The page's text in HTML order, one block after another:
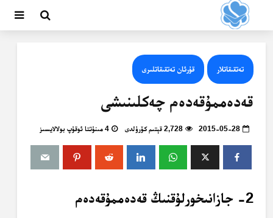
تەتقىقاتلار قۇرئان تەتقىقاتلىرى
قەدەممۇقەدەم چەكلىنىشى
2015-05-28 2,728 قېتىم كۆرۈلدى 4 مىنۇتتا ئوقۇپ بولالايسىز
2- جازانىخورلۇقنىڭ قەدەممۇقەدەم